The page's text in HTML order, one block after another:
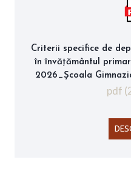
Criterii specifice de
în învățământul
2026_Școala
pdf